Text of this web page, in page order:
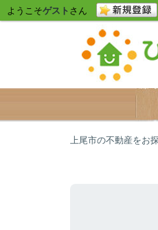
ようこそゲスト さん
上尾市の不動産をお